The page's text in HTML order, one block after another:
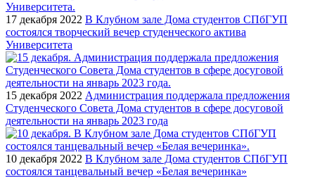
17 декабря 2022 В Клубном зале Дома студентов СПбГУП
состоялся творческий вечер студенческого актива
Университета
15 декабря 2022 Администрация поддержала предложения
Студенческого Совета Дома студентов в сфере досуговой
деятельности на январь 2023 года
10 декабря 2022 В Клубном зале Дома студентов СПбГУП
состоялся танцевальный вечер «Белая вечеринка»